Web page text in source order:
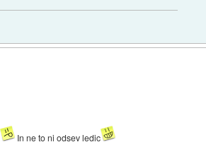
In ne to ni odsev ledic